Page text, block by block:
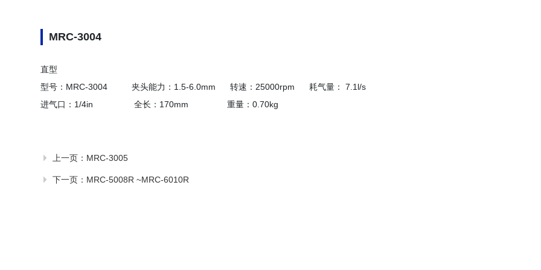
MRC-3004
直型
型号：MRC-3004 夹头能力：1.5-6.0mm 转速：25000rpm 耗气量： 7.1l/s
进气口：1/4in 全长：170mm 重量：0.70kg
上一页： MRC-3005
下一页： MRC-5008R ~MRC-6010R